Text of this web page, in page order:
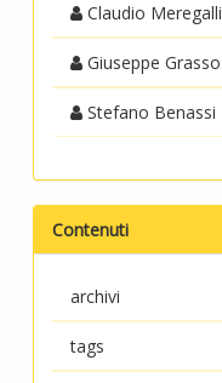
Claudio Meregalli
Giuseppe Grasso
Stefano Benassi
Contenuti
archivi
tags